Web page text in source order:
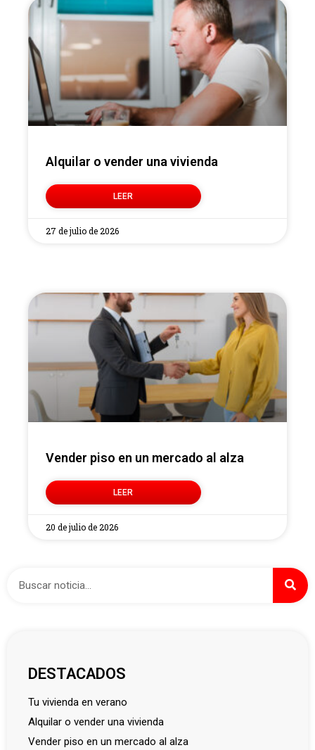
Alquilar o vender una vivienda
LEER
27 de julio de 2026
Vender piso en un mercado al alza
LEER
20 de julio de 2026
DESTACADOS
tu vivienda en verano
alquilar o vender una vivienda
vender piso en un mercado al alza